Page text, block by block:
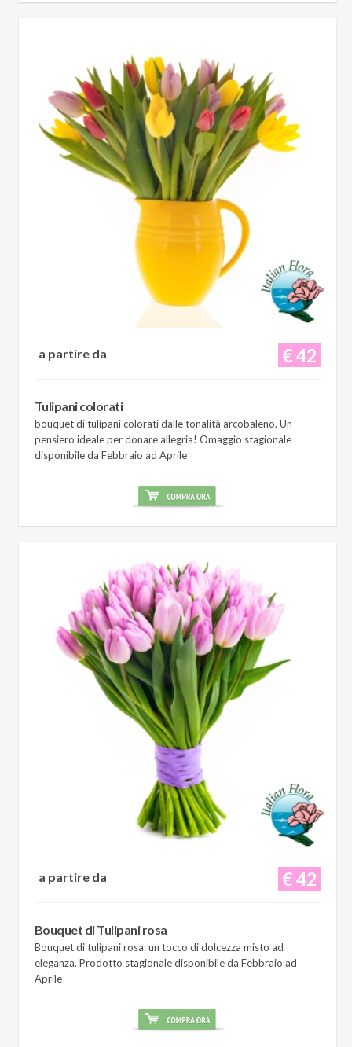
€ 42
a partire da
Tulipani colorati
bouquet di tulipani colorati dalle tonalità arcobaleno. Un
pensiero ideale per donare allegria! Omaggio stagionale
disponibile da Febbraio ad Aprile
€ 42
a partire da
Bouquet di Tulipani rosa
Bouquet di tulipani rosa: un tocco di dolcezza misto ad
eleganza. Prodotto stagionale disponibile da Febbraio ad
Aprile